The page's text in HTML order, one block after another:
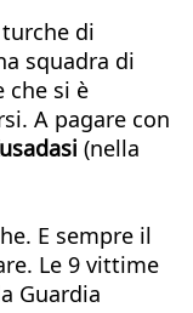
di
squadra di
che si è
A pagare con
(nella
E sempre il
Le 9 vittime
Guardia